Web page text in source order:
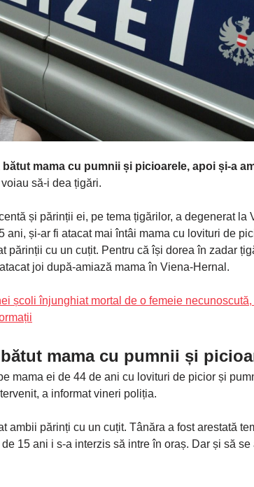
bătut mama cu pumnii și picioarele, apoi și-a
să-i dea țigări.
și părinții ei, pe tema țigărilor, a degenerat la
ani, și-ar fi atacat mai întâi mama cu lovituri de
părinții cu un cuțit. Pentru că își dorea în zadar
joi după-amiază mama în Viena-Hernal.
școli înjunghiat mortal de o femeie
mama cu pumnii și
mama ei de 44 de ani cu lovituri de picior și
a informat vineri poliția.
ambii părinți cu un cuțit. Tânăra a fost arestată
15 ani i s-a interzis să intre în oraș. Dar și să se